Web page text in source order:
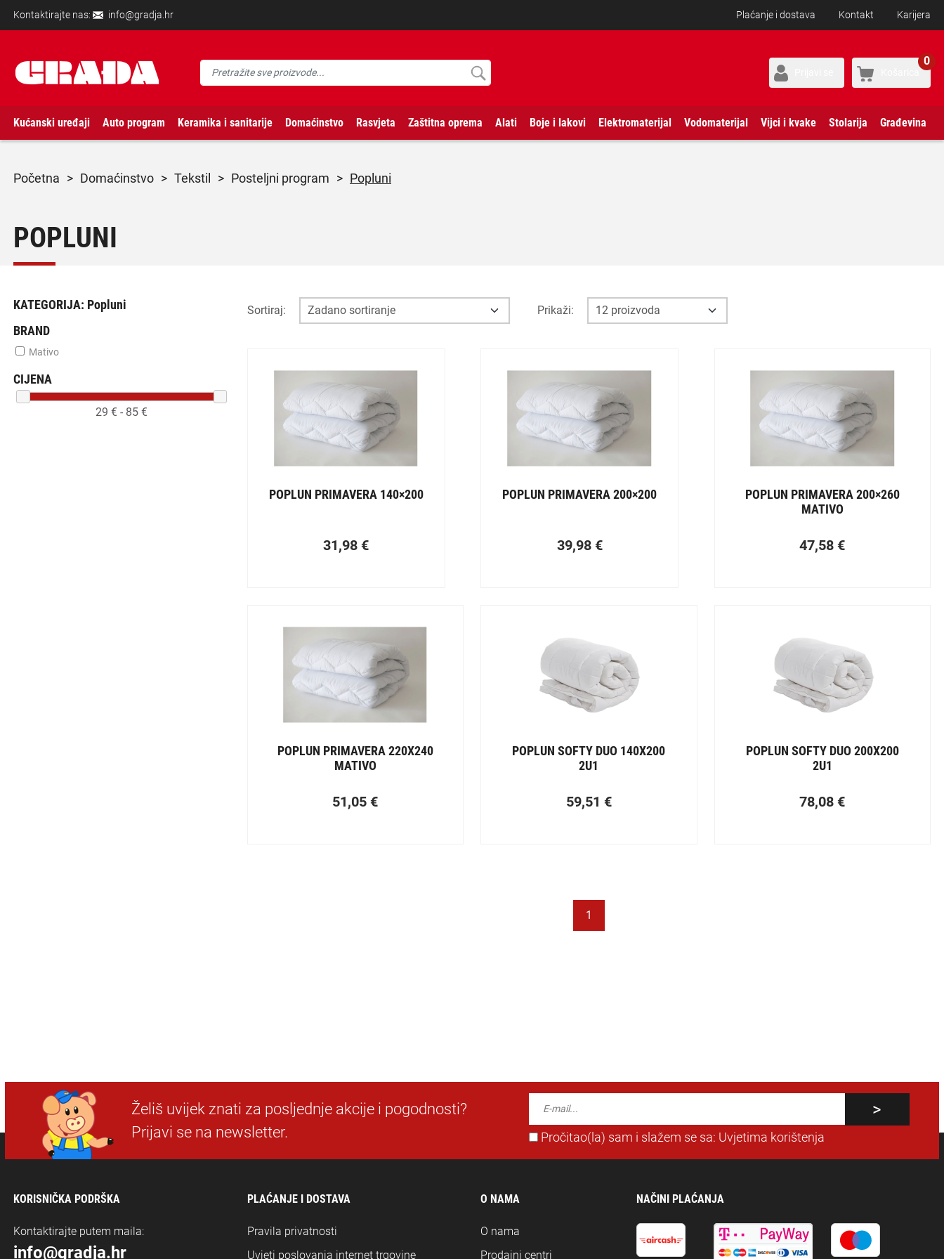
Kontaktirajte nas: info@gradja.hr Plaćanje i dostava Kontakt Karijera
0
Kućanski uređaji Auto program Keramika i sanitarije Domaćinstvo Rasvjeta Zaštitna oprema Alati Boje i lakovi Elektromaterijal Vodomaterijal Vijci i kvake Stolarija Građevina
početna > domaćinstvo > tekstil > posteljni program > Popluni
POPLUNI
KATEGORIJA: Popluni
BRAND
Mativo
CIJENA
29 € - 85 €
Sortiraj: Prikaži:
POPLUN PRIMAVERA 140×200
31,98 €
POPLUN PRIMAVERA 200×200
39,98 €
POPLUN PRIMAVERA 200×260
MATIVO
47,58 €
POPLUN PRIMAVERA 220X240
MATIVO
51,05 €
POPLUN SOFTY DUO 140X200
2U1
59,51 €
POPLUN SOFTY DUO 200X200
2U1
78,08 €
1
Želiš uvijek znati za posljednje akcije i pogodnosti?
Prijavi se na newsletter.
Pročitao(la) sam i slažem se sa: Uvjetima korištenja
KORISNIČKA PODRŠKA
Kontaktirajte putem maila:
info@gradja.hr
PLAĆANJE I DOSTAVA
Pravila privatnosti
Uvjeti poslovanja internet trgovine
O NAMA
O nama
Prodajni centri
NAČINI PLAĆANJA